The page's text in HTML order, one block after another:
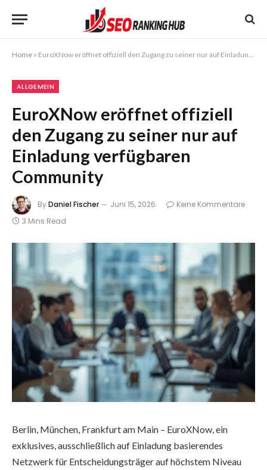
Home » EuroXNow eröffnet offiziell den Zugang zu seiner nur auf Einladung verfügbaren Community
ALLGEMEIN
EuroXNow eröffnet offiziell
den Zugang zu seiner nur auf
Einladung verfügbaren
Community
ByDaniel Fischer Juni 15, 2026
Keine Kommentare
3 Mins Read
Berlin, München, Frankfurt am Main – EuroXNow, ein
exklusives, ausschließlich auf Einladung basierendes
Netzwerk für Entscheidungsträger auf höchstem Niveau